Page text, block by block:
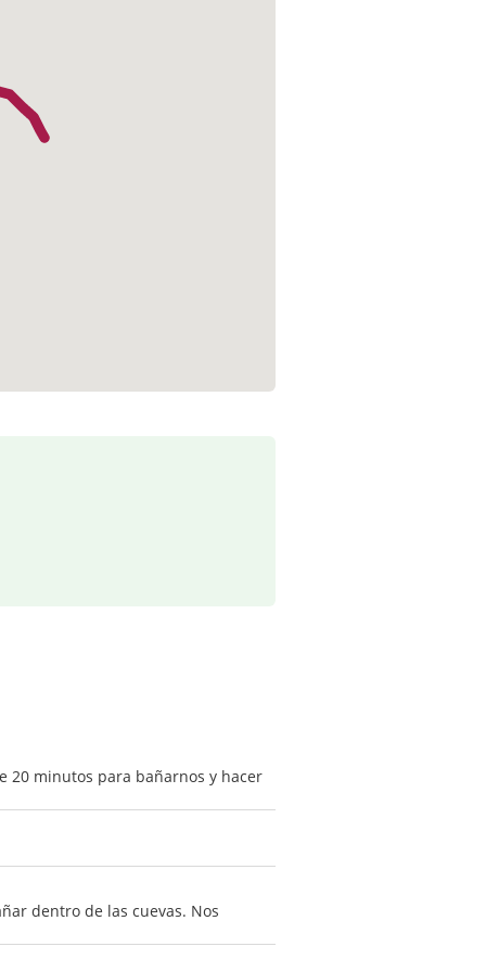
20 minutos para bañarnos y hacer
dentro de las cuevas. Nos